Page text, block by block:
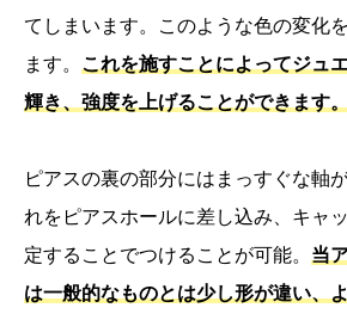
てしまいます。このような色の変化
ます。 これを施すことによってジュ
輝き、強度を上げることができます。
ピアスの裏の部分にはまっすぐな軸
れをピアスホールに差し込み、キャ
定することでつけることが可能。 当
は一般的なものとは少し形が違い、